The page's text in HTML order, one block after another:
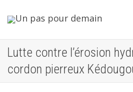
Lutte contre l’érosion
cordon pierreux